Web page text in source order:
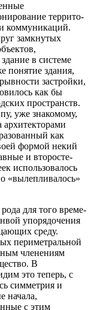
террито­
коммуникаций.
замкнутых
здание в системе
понятие здания,
застройки,
как бы
пространств.
уже знакомому,
архитекторами
как
формой некий
и второсте­
использовалось
«вылепливалось»
для того време­
упорядочения
среду.
периметральной
членениям
В
это теперь, с
симметрия и
начала,
с этим